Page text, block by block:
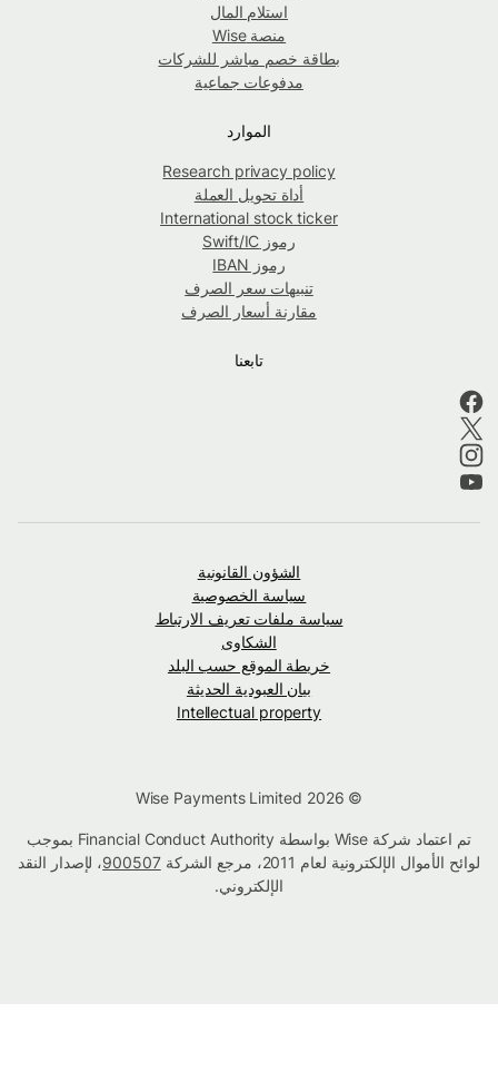
استلام المال
منصة Wise
بطاقة خصم مباشر للشركات
مدفوعات جماعية
الموارد
Research privacy policy
أداة تحويل العملة
International stock ticker
رموز Swift/IC
رموز IBAN
تنبيهات سعر الصرف
مقارنة أسعار الصرف
تابعنا
الشؤون القانونية
سياسة الخصوصية
سياسة ملفات تعريف الارتباط
الشكاوى
خريطة الموقع حسب البلد
بيان العبودية الحديثة
Intellectual property
تم اعتماد شركة Wise بواسطة Financial Conduct Authority بموجب
لوائح الأموال الإلكترونية لعام 2011، مرجع الشركة
900507، لإصدار النقد
الإلكتروني.